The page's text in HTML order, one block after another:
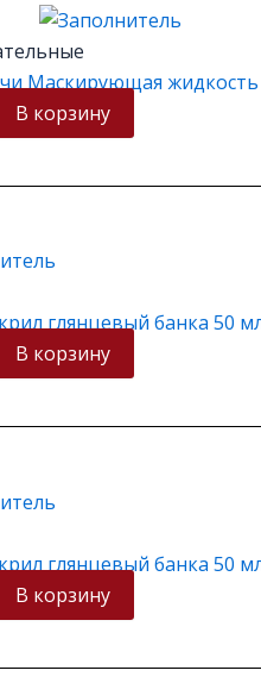
Маскирующая жидкость
В корзину
глянцевый банка 50
В корзину
глянцевый банка 50
В корзину